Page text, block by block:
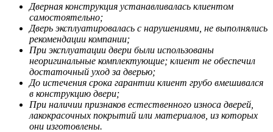
Дверная конструкция устанавливалась клиентом
самостоятельно;
Дверь эксплуатировалась с нарушениями, не выполнялись
рекомендации компании;
При эксплуатации двери были использованы
неоригинальные комплектующие; клиент не обеспечил
достаточный уход за дверью;
До истечения срока гарантии клиент грубо вмешивался
в конструкцию двери;
При наличии признаков естественного износа дверей,
лакокрасочных покрытий или материалов, из которых
они изготовлены.